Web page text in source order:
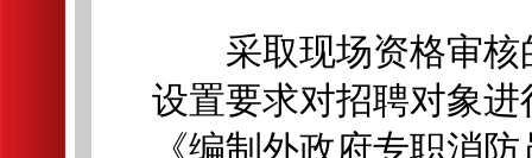
采取现场资格审核
设置要求对招聘对象
《编制外政府专职消